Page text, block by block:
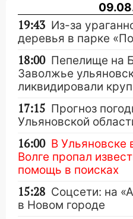
19:43 Из-за
деревья в парке
18:00 Пепелище на
Заволжье
ликвидировали
17:15 Прогноз
Ульяновской
16:00 В Ульяновске
Волге пропал
помощь в поисках
15:28 Соцсети: на
в Новом городе